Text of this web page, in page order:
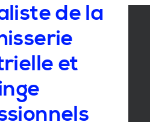
de la
et